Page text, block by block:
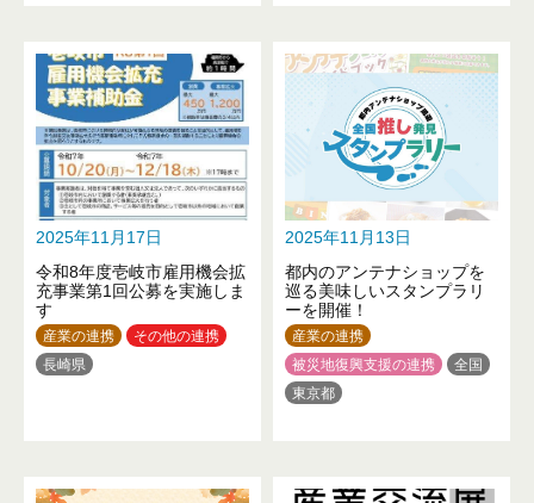
2025年11月17日
令和8年度壱岐市雇用機会拡
充事業第1回公募を実施しま
す
産業の連携
その他の連携
長崎県
2025年11月13日
都内のアンテナショップを
巡る美味しいスタンプラリ
ーを開催！
産業の連携
被災地復興支援の連携
全国
東京都